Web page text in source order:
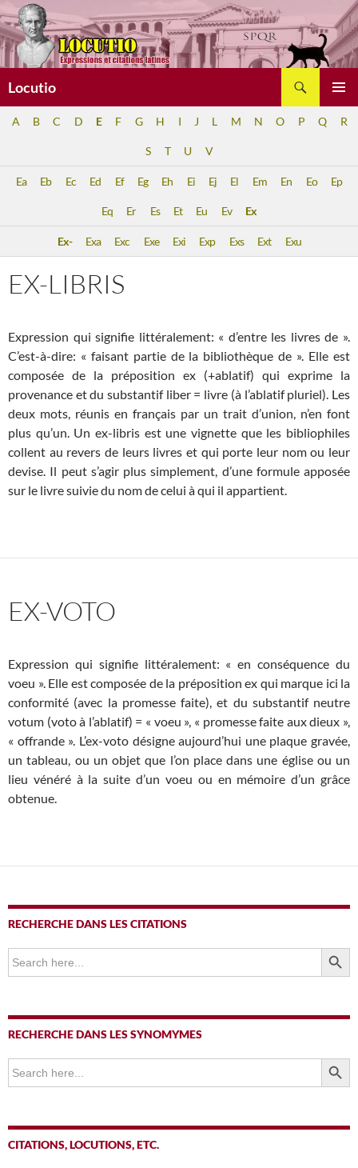
Aller
au
contenu
Locutio
A B C D E F G H I J L M N O P Q R
S T U V
Ea Eb Ec Ed Ef Eg Eh Ei Ej El Em En Eo Ep
Eq Er Es Et Eu Ev Ex
Ex- Exa Exc Exe Exi Exp Exs Ext Exu
EX-LIBRIS
Expression qui signifie littéralement: « d’entre les livres de ».
C’est-à-dire: « faisant partie de la bibliothèque de ». Elle est
composée de la préposition ex (+ablatif) qui exprime la
provenance et du substantif liber = livre (à l’ablatif pluriel). Les
deux mots, réunis en français par un trait d’union, n’en font
plus qu’un. Un ex-libris est une vignette que les bibliophiles
collent au revers de leurs livres et qui porte leur nom ou leur
devise. Il peut s’agir plus simplement, d’une formule apposée
sur le livre suivie du nom de celui à qui il appartient.
EX-VOTO
Expression qui signifie littéralement: « en conséquence du
voeu ». Elle est composée de la préposition ex qui marque ici la
conformité (avec la promesse faite), et du substantif neutre
votum (voto à l’ablatif) = « voeu », « promesse faite aux dieux »,
« offrande ». L’ex-voto désigne aujourd’hui une plaque gravée,
un tableau, ou un objet que l’on place dans une église ou un
lieu vénéré à la suite d’un voeu ou en mémoire d’un grâce
obtenue.
RECHERCHE DANS LES CITATIONS
Search
for:
SEARCH
RECHERCHE DANS LES SYNOMYMES
Search
for:
SEARCH
CITATIONS, LOCUTIONS, ETC.